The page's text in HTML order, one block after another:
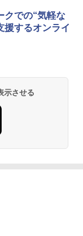
クでの“気軽な
援するオンライ
示させる